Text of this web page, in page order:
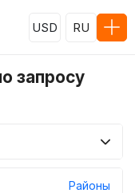
USD RU
запросу
Районы